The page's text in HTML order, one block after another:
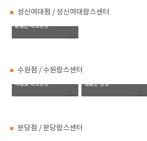
성신여대점 / 성신여대람스센터
강성진 대표원장
수원점 / 수원람스센터
박종호 대표원장 정남훈 원장
분당점 / 분당람스센터